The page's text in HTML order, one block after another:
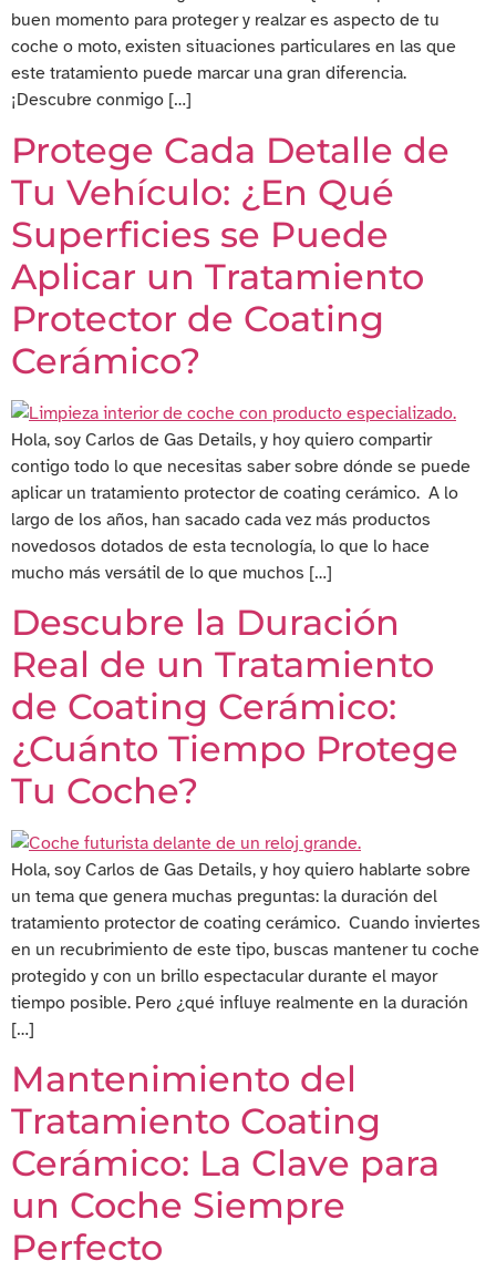
buen momento para proteger y realzar es aspecto de tu
coche o moto, existen situaciones particulares en las que
este tratamiento puede marcar una gran diferencia.
¡Descubre conmigo […]
Protege Cada Detalle de
Tu Vehículo: ¿En Qué
Superficies se Puede
Aplicar un Tratamiento
Protector de Coating
Cerámico?
Hola, soy Carlos de Gas Details, y hoy quiero compartir
contigo todo lo que necesitas saber sobre dónde se puede
aplicar un tratamiento protector de coating cerámico. A lo
largo de los años, han sacado cada vez más productos
novedosos dotados de esta tecnología, lo que lo hace
mucho más versátil de lo que muchos […]
Descubre la Duración
Real de un Tratamiento
de Coating Cerámico:
¿Cuánto Tiempo Protege
Tu Coche?
Hola, soy Carlos de Gas Details, y hoy quiero hablarte sobre
un tema que genera muchas preguntas: la duración del
tratamiento protector de coating cerámico. Cuando inviertes
en un recubrimiento de este tipo, buscas mantener tu coche
protegido y con un brillo espectacular durante el mayor
tiempo posible. Pero ¿qué influye realmente en la duración
[…]
Mantenimiento del
Tratamiento Coating
Cerámico: La Clave para
un Coche Siempre
Perfecto